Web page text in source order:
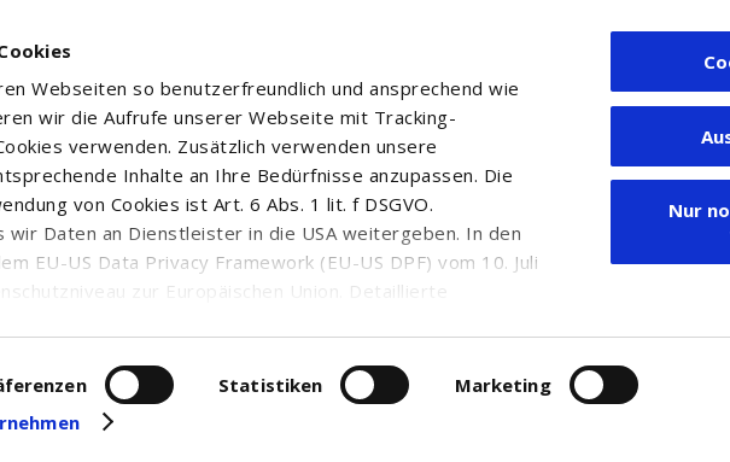
Webseiten so benutzerfreundlich und ansprechend wie
wir die Aufrufe unserer Webseite mit Tracking-
verwenden. Zusätzlich verwenden unsere
Inhalte an Ihre Bedürfnisse anzupassen. Die
von Cookies ist Art. 6 Abs. 1 lit. f DSGVO.
wir Daten an Dienstleister in die USA weitergeben. In den
EU-US Data Privacy Framework (EU-US DPF) vom 10. Juli
zur Europäischen Union. Detaillierte
Seite zumDatenschutz. Dort können Sie Ihre
oder anpassen.
Statistiken
Marketing
Nur
Kurzportrait
AG ist ein Unternehmen mit Sitz in Holzminden, Deutschland, das primär
und Kautschukmaterialien tätig ist. Die Sektorklassifizierung des